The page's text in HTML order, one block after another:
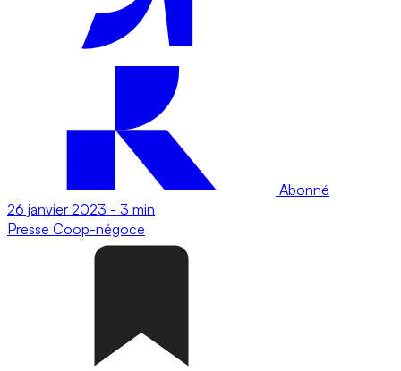
Abonné
26 janvier 2023 - 3 min
Presse Coop-négoce